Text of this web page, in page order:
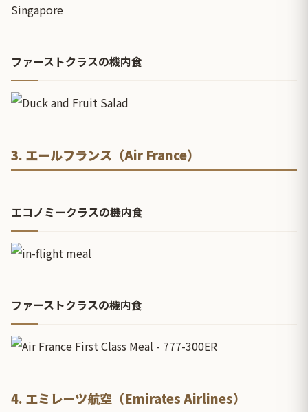
ファーストクラスの機内食
3. エールフランス（Air France）
エコノミークラスの機内食
ファーストクラスの機内食
4. エミレーツ航空（Emirates Airlines）